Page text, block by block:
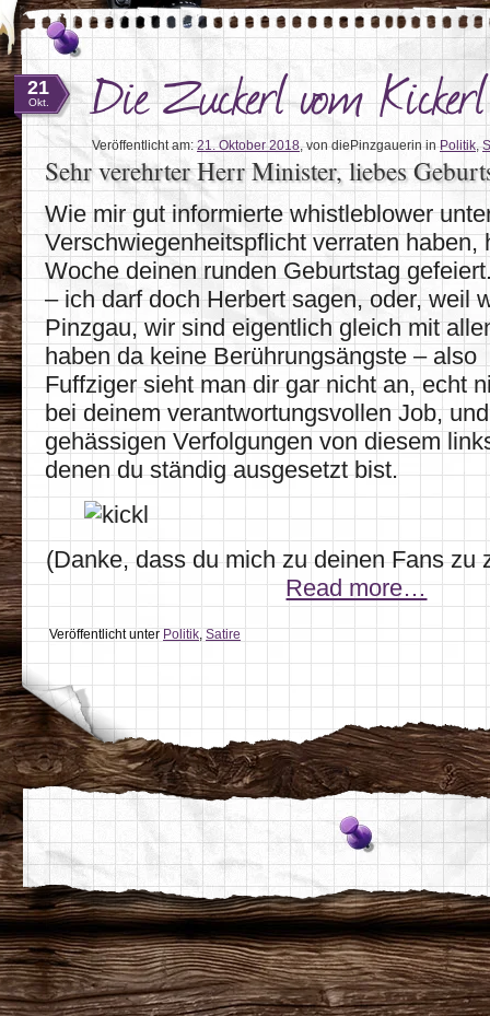
21
Okt. Die Zuckerl vom Kickerl
Veröffentlicht am:21. Oktober 2018,von diePinzgauerininPolitik,
Sehr verehrter Herr Minister, liebes
Wie mir gut informierte whistleblower
Verschwiegenheitspflicht verraten haben,
Woche deinen runden Geburtstag
– ich darf doch Herbert sagen, oder, weil
Pinzgau, wir sind eigentlich gleich mit
haben da keine Berührungsängste –
Fuffziger sieht man dir gar nicht an, echt
bei deinem verantwortungsvollen Job,
gehässigen Verfolgungen von diesem
denen du ständig ausgesetzt bist.
(Danke, dass du mich zu deinen Fans zu
Read more…
Veröffentlicht unter Politik, Satire